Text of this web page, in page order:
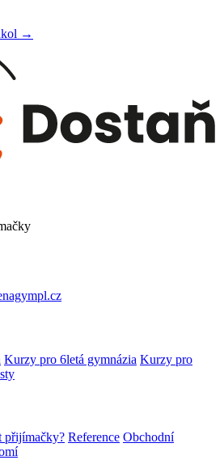
→
Kurzy pro 6letá gymnázia Kurzy pro
přijímačky? Reference Obchodní